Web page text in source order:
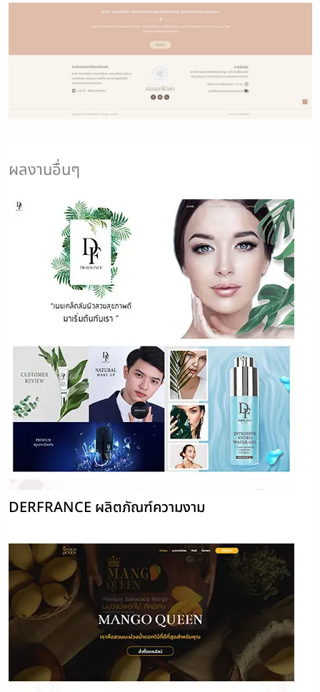
ผลงานอื่นๆ
DERFRANCE ผลิตภัณฑ์ความงาม